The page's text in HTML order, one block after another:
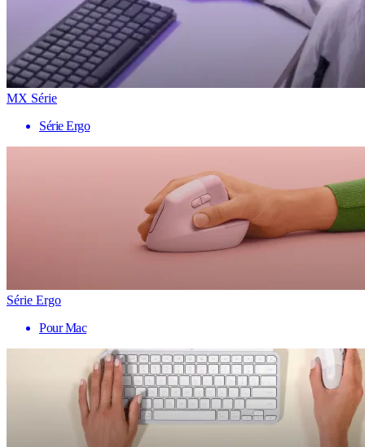
MX Série
Série Ergo
Série Ergo
Pour Mac